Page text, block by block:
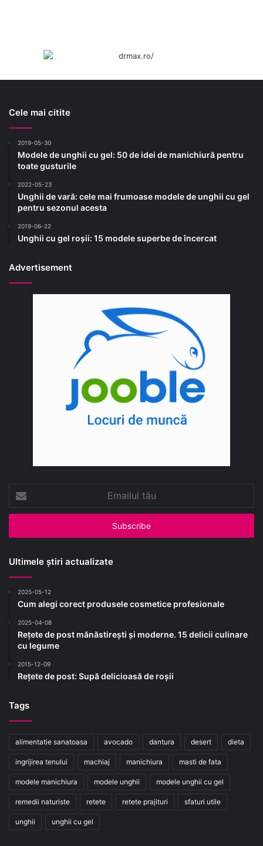
Cele mai citite
2019-05-30
Modele de unghii cu gel: 50 de idei de manichiură pentru
toate gusturile
2022-05-23
Unghii de vară: cele mai frumoase modele de unghii cu gel
pentru sezonul acesta
2019-06-22
Unghii cu gel roșii: 15 modele superbe de încercat
Advertisement
tău
Ultimele știri actualizate
2025-05-12
Cum alegi corect produsele cosmetice profesionale
2025-04-08
Rețete de post mănăstirești și moderne. 15 delicii culinare
cu legume
2015-12-09
Rețete de post: Supă delicioasă de roșii
Tags
alimentatie sanatoasa avocado dantura desert dieta
ingrijirea tenului machiaj manichiura masti de fata
modele manichiura modele unghii modele unghii cu gel
remedii naturiste retete retete prajituri sfaturi utile
unghii unghii cu gel